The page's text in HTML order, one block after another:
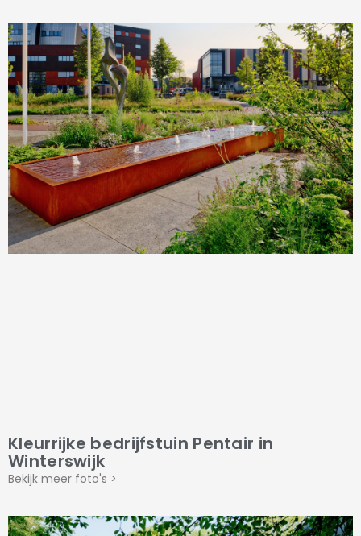
Kleurrijke bedrijfstuin Pentair in
Winterswijk
Bekijk meer foto's >